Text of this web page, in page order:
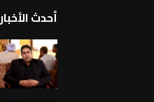
أحدث الأخبار